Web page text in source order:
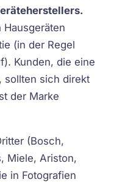
(in der Regel
Kunden, die eine
sollten sich direkt
der Marke
(Bosch,
Miele, Ariston,
in Fotografien